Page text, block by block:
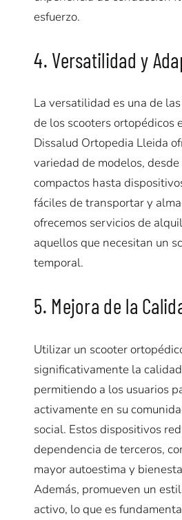
esfuerzo.
4. Versatilidad y
La versatilidad es una de
de los scooters ortopédicos
Dissalud Ortopedia Lleida
variedad de modelos,
compactos hasta
fáciles de transportar y
ofrecemos servicios de
aquellos que necesitan un
temporal.
5. Mejora de la
Utilizar un scooter
significativamente la
permitiendo a los usuarios
activamente en su
social. Estos dispositivos
dependencia de terceros,
mayor autoestima y
Además, promueven un
activo, lo que es